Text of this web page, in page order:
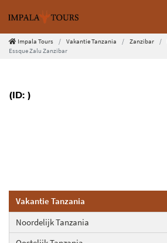
Impala Tours Vakantie Tanzania Zanzibar
Essque Zalu Zanzibar
Vakantie Tanzania
Noordelijk Tanzania
(ID: )